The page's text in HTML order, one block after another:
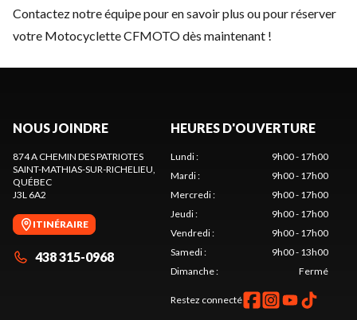
Contactez notre équipepour en savoir plus ou pour réserver
votre Motocyclette CFMOTO dès maintenant !
NOUS JOINDRE
874 A CHEMIN DES PATRIOTES
SAINT-MATHIAS-SUR-RICHELIEU,
QUÉBEC
J3L 6A2
ITINÉRAIRE
438 315-0968
HEURES D'OUVERTURE
Lundi:
9h00 - 17h00
Mardi:
9h00 - 17h00
Mercredi:
9h00 - 17h00
Jeudi:
9h00 - 17h00
Vendredi:
9h00 - 17h00
Samedi:
9h00 - 13h00
Dimanche: Fermé
Restez connecté